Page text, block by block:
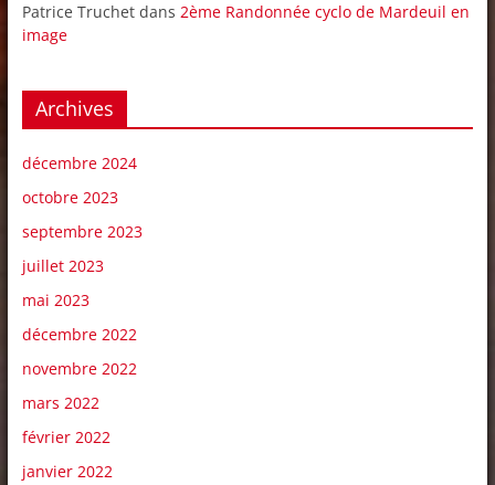
Patrice Truchetdans 2ème Randonnée cyclo de Mardeuil en
image
Archives
décembre 2024
octobre 2023
septembre 2023
juillet 2023
mai 2023
décembre 2022
novembre 2022
mars 2022
février 2022
janvier 2022